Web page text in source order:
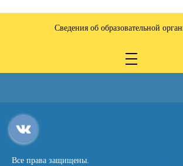
Сведения об образовательной
Все права защищены.